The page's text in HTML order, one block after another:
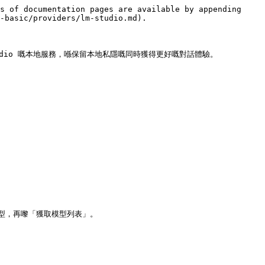
documentation pages are available by appending
basic/providers/lm-studio.md).
本地服務，喺保留本地私隱嘅同時獲得更好嘅對話體驗。
嚟「獲取模型列表」。